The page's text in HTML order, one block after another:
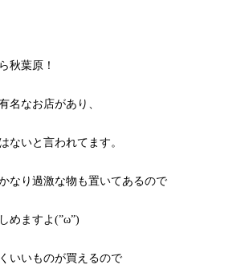
秋葉原！
名なお店があり、
ないと言われてます。
なり過激な物も置いてあるので
めますよ(”ω”)
いいものが買えるので